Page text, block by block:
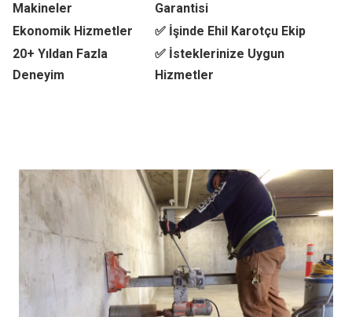
Makineler
Garantisi
Ekonomik Hizmetler
✅ İşinde Ehil Karotçu Ekip
20+ Yıldan Fazla
Deneyim
✅ İsteklerinize Uygun
Hizmetler